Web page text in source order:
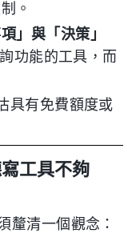
。
」與「決策」
功能的工具，而
具有免費額度或
工具不夠
釐清一個觀念：